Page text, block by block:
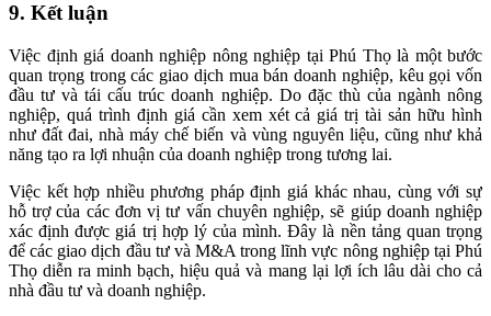
9. Kết luận
Việc định giá doanh nghiệp nông nghiệp tại Phú Thọ là một bước
quan trọng trong các giao dịch mua bán doanh nghiệp, kêu gọi vốn
đầu tư và tái cấu trúc doanh nghiệp. Do đặc thù của ngành nông
nghiệp, quá trình định giá cần xem xét cả giá trị tài sản hữu hình
như đất đai, nhà máy chế biến và vùng nguyên liệu, cũng như khả
năng tạo ra lợi nhuận của doanh nghiệp trong tương lai.
Việc kết hợp nhiều phương pháp định giá khác nhau, cùng với sự
hỗ trợ của các đơn vị tư vấn chuyên nghiệp, sẽ giúp doanh nghiệp
xác định được giá trị hợp lý của mình. Đây là nền tảng quan trọng
để các giao dịch đầu tư và M&A trong lĩnh vực nông nghiệp tại Phú
Thọ diễn ra minh bạch, hiệu quả và mang lại lợi ích lâu dài cho cả
nhà đầu tư và doanh nghiệp.